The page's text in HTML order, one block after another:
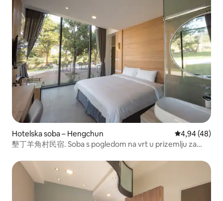
Hotelska soba – Hengchun Prosječna
4,94 (48)
墾丁羊角村民宿. Soba s pogledom na vrt u prizemlju za
ulice Kenting, ranč Chiang Kenting.